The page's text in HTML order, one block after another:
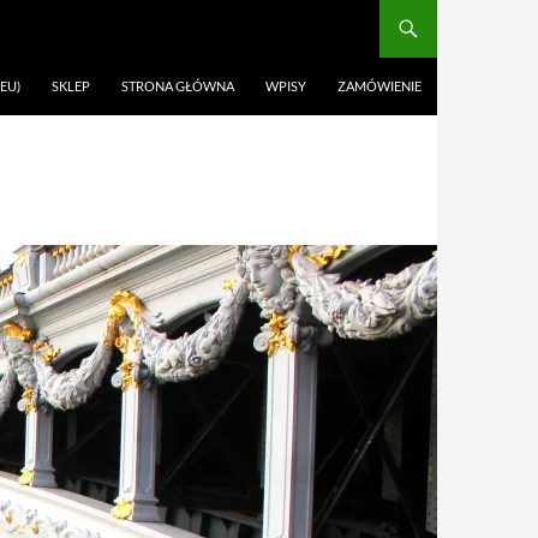
SKLEP STRONA GŁÓWNA WPISY ZAMÓWIENIE